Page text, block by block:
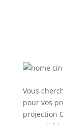
Vous
pour vos
projection